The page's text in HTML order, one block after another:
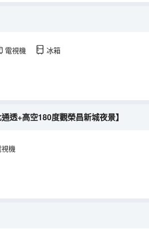
電視機 冰箱
透+高空180度觀榮昌新城夜景】
視機